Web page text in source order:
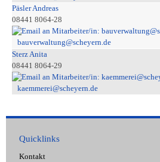
Päsler Andreas
08441 8064-28
bauverwaltung@scheyern.de
Sterz Anita
08441 8064-29
kaemmerei@scheyern.de
Quicklinks
Kontakt